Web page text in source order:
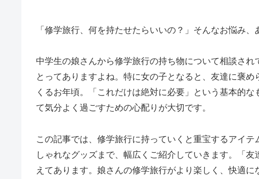
「修学旅行、何を持たせたらいいの？」そんなお悩み、
中学生の娘さんから修学旅行の持ち物について相談さ
とってありますよね。特に女の子となると、友達に褒
くるお年頃。「これだけは絶対に必要」という基本的
て気分よく過ごすための心配りが大切です。
この記事では、修学旅行に持っていくと重宝するアイ
しゃれなグッズまで、幅広くご紹介していきます。「
えてあります。娘さんの修学旅行がより楽しく、快適